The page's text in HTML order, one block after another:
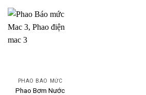
PHAO BÁO MỨC
Phao Bơm Nước